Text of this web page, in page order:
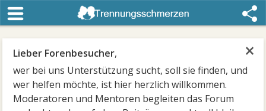
×
Lieber Forenbesucher,
wer bei uns Unterstützung sucht, soll sie finden, und
wer helfen möchte, ist hier herzlich willkommen.
Moderatoren und Mentoren begleiten das Forum